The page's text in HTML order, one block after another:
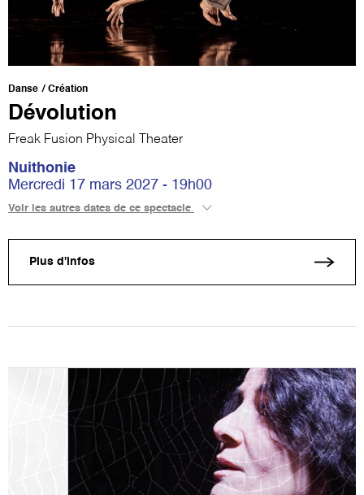
Danse Création
Dévolution
Freak Fusion Physical Theater
Nuithonie
Mercredi 17 mars 2027 - 19h00
Voir les autres dates de ce spectacle
Plus d'infos